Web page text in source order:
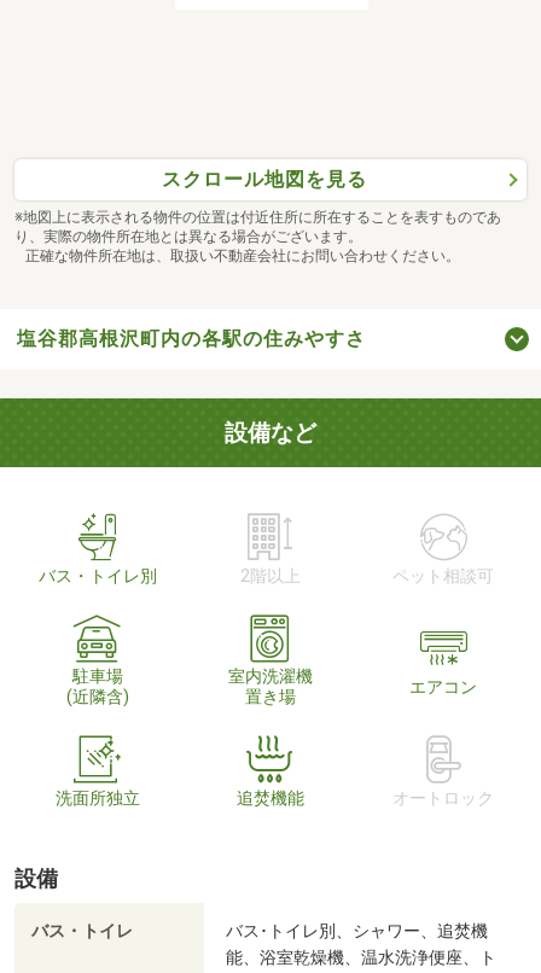
スクロール地図を見る
※地図上に表示される物件の位置は付近住所に所在することを表すものであ
り、実際の物件所在地とは異なる場合がございます。
正確な物件所在地は、取扱い不動産会社にお問い合わせください。
塩谷郡高根沢町内の各駅の住みやすさ
設備など
バス・トイレ別 2階以上 ペット相談可
駐車場
(近隣含)
室内洗濯機
置き場
エアコン
洗面所独立 追焚機能 オートロック
設備
バス・トイレ
バス･トイレ別、シャワー、追焚機
能、浴室乾燥機、温水洗浄便座、ト